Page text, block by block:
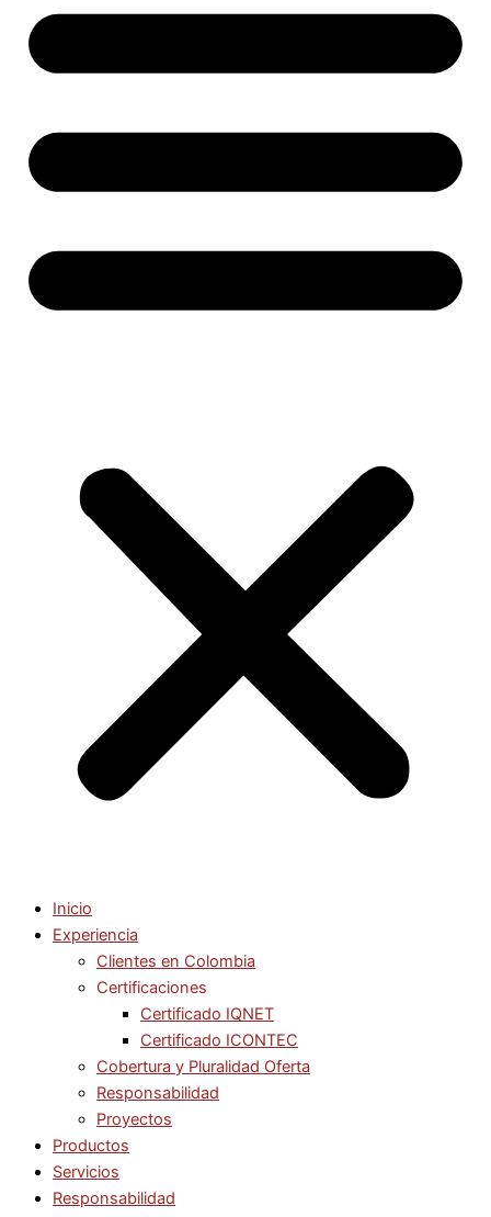
Inicio
Experiencia
Clientes en Colombia
Certificaciones
Certificado IQNET
Certificado ICONTEC
Cobertura y Pluralidad Oferta
Responsabilidad
Proyectos
Productos
Servicios
Responsabilidad